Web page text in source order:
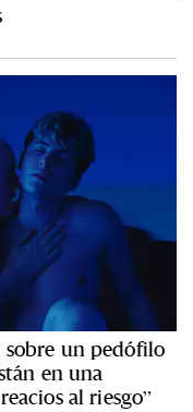
sobre un pedófilo
en una
al riesgo”